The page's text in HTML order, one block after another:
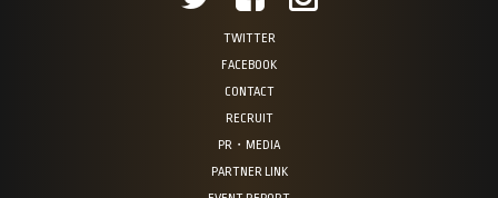
TWITTER
FACEBOOK
CONTACT
RECRUIT
PR・MEDIA
PARTNER LINK